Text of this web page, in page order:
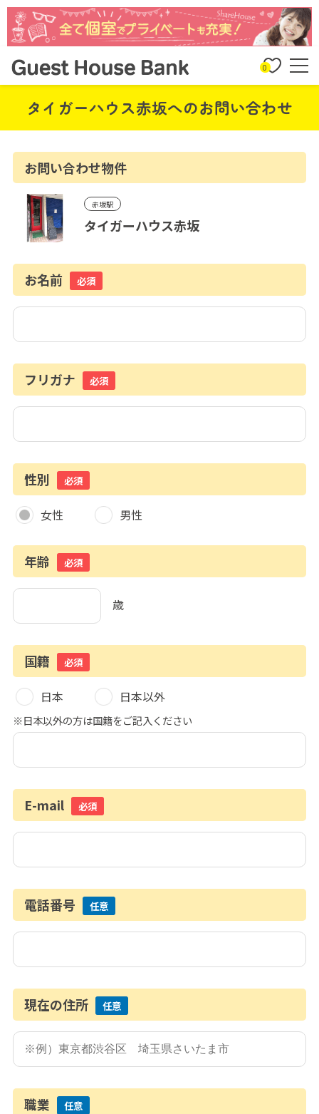
0
タイガーハウス赤坂へのお問い合わせ
お問い合わせ物件
赤坂駅
タイガーハウス赤坂
お名前 必須
フリガナ 必須
性別 必須
女性 男性
年齢 必須
歳
国籍 必須
日本 日本以外
※日本以外の方は国籍をご記入ください
E-mail 必須
電話番号 任意
現在の住所 任意
職業 任意